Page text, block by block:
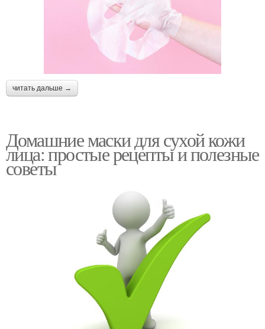
читать дальше →
Домашние маски для сухой кожи
лица: простые рецепты и полезные
советы